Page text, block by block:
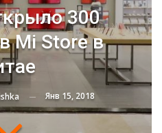
300
Mi Store в
Янв 15, 2018